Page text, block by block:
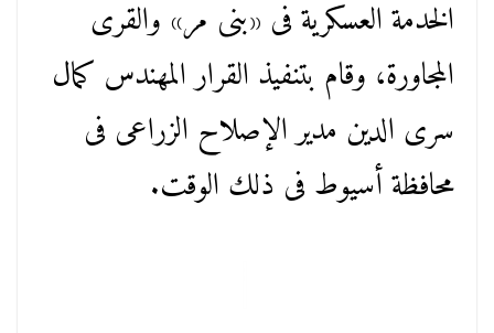
الخدمة العسكرية فى «بنى مر» والقرى
المجاورة، وقام بتنفيذ القرار المهندس كمال
سرى الدين مدير الإصلاح الزراعى فى
محافظة أسيوط فى ذلك الوقت.